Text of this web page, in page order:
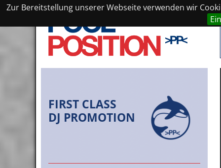
Zur Bereitstellung unserer Webseite verwenden wir
FIRST CLASS
DJ PROMOTION